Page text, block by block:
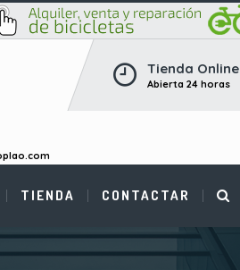
Tienda Online
Abierta 24 horas
TIENDA CONTACTAR